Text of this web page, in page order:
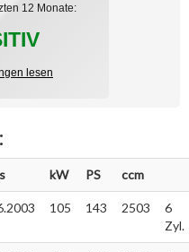
12 Monate:
lesen
kW PS ccm
105 143 2503
6
Zyl.